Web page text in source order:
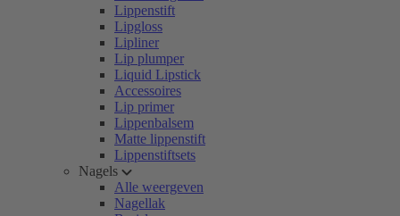
Lippenstift
Lipgloss
Lipliner
Lip plumper
Liquid Lipstick
Accessoires
Lip primer
Lippenbalsem
Matte lippenstift
Lippenstiftsets
Nagels
Alle weergeven
Nagellak